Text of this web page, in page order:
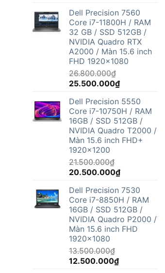
là:
19.500.000₫.
tại
là:
18.000.000₫.
Dell Precision 7560
Core i7-11800H / RAM
32 GB / SSD 512GB /
NVIDIA Quadro RTX
A2000 / Màn 15.6 inch
FHD 1920x1080
26.800.000₫
Giá
là:
26.800.000₫.
25.500.000₫Giá
tại
là:
25.500.000₫.
Dell Precision 5550
Core i7-10750H / RAM
16GB / SSD 512GB /
NVIDIA Quadro T2000 /
Màn 15.6 inch FHD+
1920x1200
21.500.000₫
Giá
là:
21.500.000₫.
20.500.000₫Giá
tại
là:
20.500.000₫.
Dell Precision 7530
Core i7-8850H / RAM
16GB / SSD 512GB /
NVIDIA Quadro P2000 /
Màn 15.6 inch FHD
1920x1080
13.500.000₫
Giá
12.500.000₫Giá